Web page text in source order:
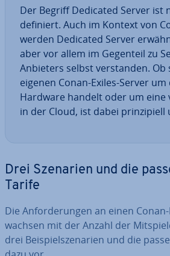
Der Begriff Dedicated Server ist
definiert. Auch im Kontext von
werden Dedicated Server
aber vor allem im Gegenteil zu
Anbieters selbst ver­stan­den. Ob
eigenen Conan-Exiles-Server
Hardware handelt oder um eine
in der Cloud, ist dabei prin­zi­pi­ell
Drei Szenarien und die
Tarife
Die An­for­de­run­gen an einen
wachsen mit der Anzahl der
drei Bei­spiel­sze­na­ri­en und die